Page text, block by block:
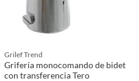
Grilef Trend
Grifería monocomando de bidet
con transferencia Tero